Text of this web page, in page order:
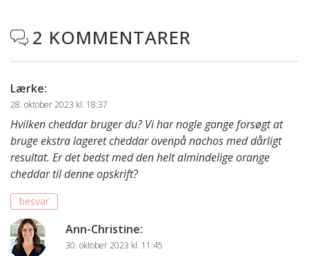
 2 KOMMENTARER
Lærke:
28. oktober 2023 kl. 18:37
Hvilken cheddar bruger du? Vi har nogle gange forsøgt at
bruge ekstra lageret cheddar ovenpå nachos med dårligt
resultat. Er det bedst med den helt almindelige orange
cheddar til denne opskrift?
besvar
Ann-Christine:
30. oktober 2023 kl. 11:45